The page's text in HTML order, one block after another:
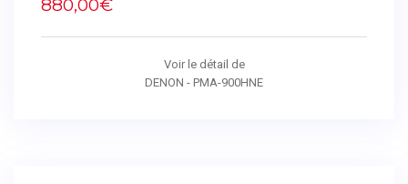
880,00€
Voir le détail de
DENON - PMA-900HNE